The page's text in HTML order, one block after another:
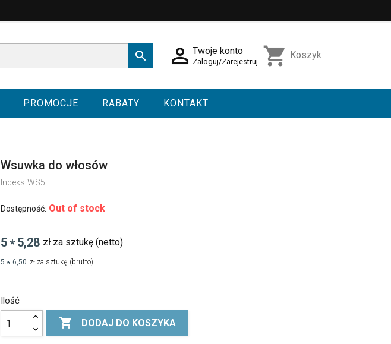
  Twoje konto
Zaloguj/Zarejestruj shopping_cart Koszyk
PROMOCJE RABATY KONTAKT
Wsuwka do włosów
Indeks WS5
Dostępność: Out of stock
5* 5,28 zł za sztukę (netto)
5 * 6,50 zł za sztukę (brutto)
Ilość
 DODAJ DO KOSZYKA